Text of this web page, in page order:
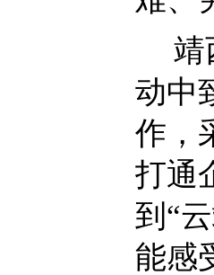
靖
动中
作，
打通
到 “
能感